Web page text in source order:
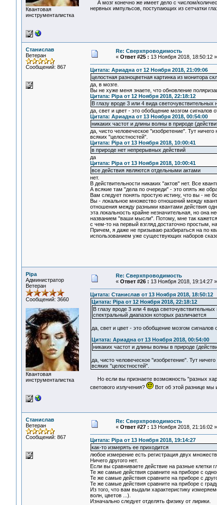
Квантовая
инструменталистка
А мозг конечно же имеет дело с числом/
нервных импульсов, поступающих из сетчатки
Станислав
Ветеран
Сообщений: 867
Re: Сверхпроводимость
« Ответ #25 : 13 Ноября 2018, 18:50:12 »
Цитата: Ариадна от 12 Ноября 2018, 21:09:06
целостная разноцветная картинка из монитора
да, в мозге.
Вы не хуже меня знаете, что обновление
Цитата: Pipa от 12 Ноября 2018, 22:18:12
В глазу вроде 3 или 4 вида
да, свет и цвет - это обобщение мозгом сигналов
Цитата: Ариадна от 13 Ноября 2018, 00:54:00
никаких частот и длины волны в природе
да, чисто человеческое "изобретение". Тут
всяких "целостностей".
Цитата: Pipa от 13 Ноября 2018, 10:00:41
в природе нет непрерывных действий
да
Цитата: Pipa от 13 Ноября 2018, 10:00:41
все действия являются отдельными актами
нет.
В действительности никаких "актов" нет. Все
А всякие там "дела по очереди" - это опять же
Вам следует понять простую истину, что вы - не
Вы - локальное множество отношений между
отношения между разными квантами действия
эта локальность крайне незначительная, но она
названием "ваши мысли". Потому, мне так
с чем-то на первый взгляд достаточно простым,
Причем, я даже не призываю разбираться на по
использованием уже существующих наборов
Pipa
Администратор
Ветеран
Сообщений: 3660
Квантовая
инструменталистка
Re: Сверхпроводимость
« Ответ #26 : 13 Ноября 2018, 19:14:27 »
Цитата: Станислав от 13 Ноября 2018, 18:50:12
Цитата: Pipa от 12 Ноября 2018, 22:18:12
В глазу вроде 3 или 4 вида светочувствительных
спектральный диапазон которых различается
да, свет и цвет - это обобщение мозгом
Цитата: Ариадна от 13 Ноября 2018, 00:54:00
никаких частот и длины волны в природе
да, чисто человеческое "изобретение". Тут
всяких "целостностей".
Но если вы признаете возможность "разных
светового излучения?
Вот об этой разнице мы
Станислав
Ветеран
Сообщений: 867
Re: Сверхпроводимость
« Ответ #27 : 13 Ноября 2018, 21:16:02 »
Цитата: Pipa от 13 Ноября 2018, 19:14:27
как-то измерять ее приходится
любое измерение есть регистрация двух
Ничего другого нет.
Если вы сравниваете действие на разные клетки
Те же самые действия сравните на приборе с
Те же самые действия сравните на приборе с
Те же самые действия сравните на приборе с
Из того, что вам выдали характеристику
волн, цветов ...).
Изначально следует отделять физику от лирики.